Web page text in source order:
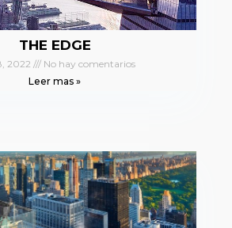
THE EDGE
2022
No hay comentarios
Leer mas »